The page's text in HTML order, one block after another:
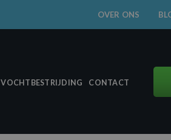
OVER ONS
VOCHTBESTRIJDING CONTACT